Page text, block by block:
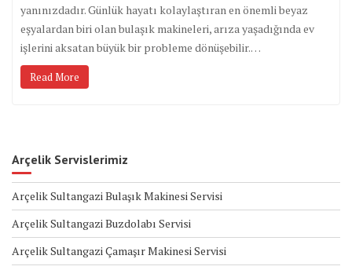
yanınızdadır. Günlük hayatı kolaylaştıran en önemli beyaz
eşyalardan biri olan bulaşık makineleri, arıza yaşadığında ev
işlerini aksatan büyük bir probleme dönüşebilir.…
Read More
Arçelik Servislerimiz
Arçelik Sultangazi Bulaşık Makinesi Servisi
Arçelik Sultangazi Buzdolabı Servisi
Arçelik Sultangazi Çamaşır Makinesi Servisi